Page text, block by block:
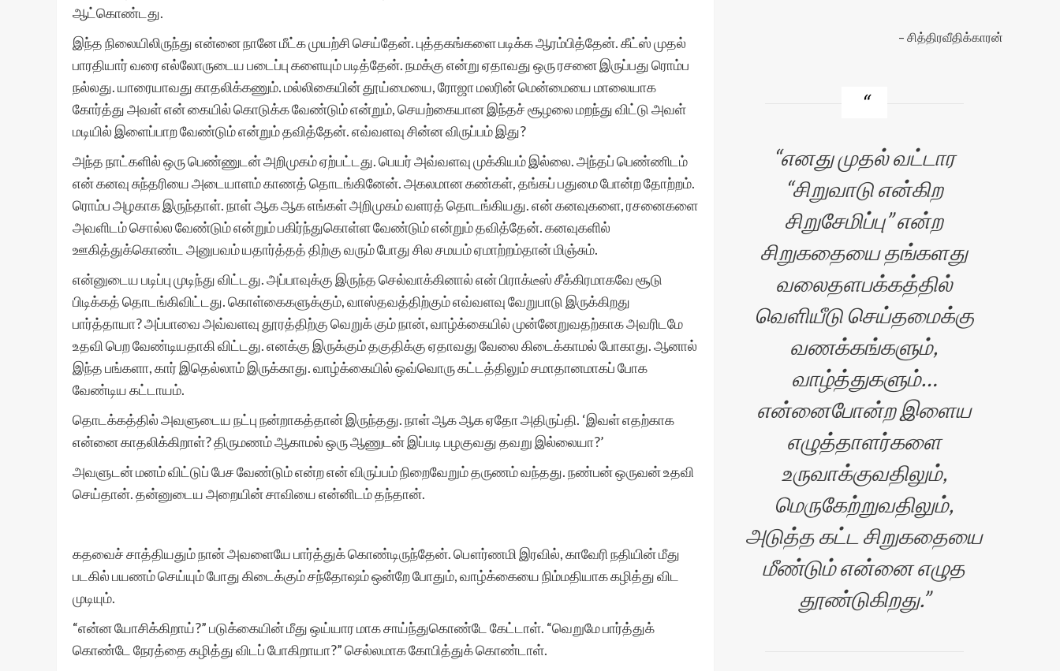
ஆட்கொண்டது.
இந்த நிலையிலிருந்து என்னை நானே மீட்க முயற்சி செய்தேன். புத்தகங்களை படிக்க ஆரம்பித்தேன். கீட்ஸ் முதல்
பாரதியார் வரை எல்லோருடைய படைப்பு களையும் படித்தேன். நமக்கு என்று ஏதாவது ஒரு ரசனை இருப்பது ரொம்ப
நல்லது. யாரையாவது காதலிக்கணும். மல்லிகையின் தூய்மையை, ரோஜா மலரின் மென்மையை மாலையாக
கோர்த்து அவள் என் கையில் கொடுக்க வேண்டும் என்றும், செயற்கையான இந்தச் சூழலை மறந்து விட்டு அவள்
மடியில் இளைப்பாற வேண்டும் என்றும் தவித்தேன். எவ்வளவு சின்ன விருப்பம் இது?
அந்த நாட்களில் ஒரு பெண்ணுடன் அறிமுகம் ஏற்பட்டது. பெயர் அவ்வளவு முக்கியம் இல்லை. அந்தப் பெண்ணிடம்
என் கனவு சுந்தரியை அடையாளம் காணத் தொடங்கினேன். அகலமான கண்கள், தங்கப் பதுமை போன்ற தோற்றம்.
ரொம்ப அழகாக இருந்தாள். நாள் ஆக ஆக எங்கள் அறிமுகம் வளரத் தொடங்கியது. என் கனவுகளை, ரசனைகளை
அவளிடம் சொல்ல வேண்டும் என்றும் பகிர்ந்துகொள்ள வேண்டும் என்றும் தவித்தேன். கனவுகளில்
ஊகித்துக்கொண்ட அனுபவம் யதார்த்தத் திற்கு வரும் போது சில சமயம் ஏமாற்றம்தான் மிஞ்சும்.
என்னுடைய படிப்பு முடிந்து விட்டது. அப்பாவுக்கு இருந்த செல்வாக்கினால் என் பிராக்டீஸ் சீக்கிரமாகவே சூடு
பிடிக்கத் தொடங்கிவிட்டது. கொள்கைகளுக்கும், வாஸ்தவத்திற்கும் எவ்வளவு வேறுபாடு இருக்கிறது
பார்த்தாயா? அப்பாவை அவ்வளவு தூரத்திற்கு வெறுக் கும் நான், வாழ்க்கையில் முன்னேறுவதற்காக அவரிடமே
உதவி பெற வேண்டியதாகி விட்டது. எனக்கு இருக்கும் தகுதிக்கு ஏதாவது வேலை கிடைக்காமல் போகாது. ஆனால்
இந்த பங்களா, கார் இதெல்லாம் இருக்காது. வாழ்க்கையில் ஒவ்வொரு கட்டத்திலும் சமாதானமாகப் போக
வேண்டிய கட்டாயம்.
தொடக்கத்தில் அவளுடைய நட்பு நன்றாகத்தான் இருந்தது. நாள் ஆக ஆக ஏதோ அதிருப்தி. ‘இவள் எதற்காக
என்னை காதலிக்கிறாள்? திருமணம் ஆகாமல் ஒரு ஆணுடன் இப்படி பழகுவது தவறு இல்லையா?’
அவளுடன் மனம் விட்டுப் பேச வேண்டும் என்ற என் விருப்பம் நிறைவேறும் தருணம் வந்தது. நண்பன் ஒருவன் உதவி
செய்தான். தன்னுடைய அறையின் சாவியை என்னிடம் தந்தான்.
கதவைச் சாத்தியதும் நான் அவளையே பார்த்துக் கொண்டிருந்தேன். பௌர்ணமி இரவில், காவேரி நதியின் மீது
படகில் பயணம் செய்யும் போது கிடைக்கும் சந்தோஷம் ஒன்றே போதும், வாழ்க்கையை நிம்மதியாக கழித்து விட
முடியும்.
“என்ன யோசிக்கிறாய்?” படுக்கையின் மீது ஒய்யார மாக சாய்ந்துகொண்டே கேட்டாள். “வெறுமே பார்த்துக்
கொண்டே நேரத்தை கழித்து விடப் போகிறாயா?” செல்லமாக கோபித்துக் கொண்டாள்.
சித்திரவீதிக்காரன்
எனது முதல் வட்டார
“சிறுவாடு என்கிற
சிறுசேமிப்பு” என்ற
சிறுகதையை தங்களது
வலைதளபக்கத்தில்
வெளியீடு செய்தமைக்கு
வணக்கங்களும்,
வாழ்த்துகளும்…
என்னைபோன்ற இளைய
எழுத்தாளர்களை
உருவாக்குவதிலும்,
மெருகேற்றுவதிலும்,
அடுத்த கட்ட சிறுகதையை
மீண்டும் என்னை எழுத
தூண்டுகிறது.